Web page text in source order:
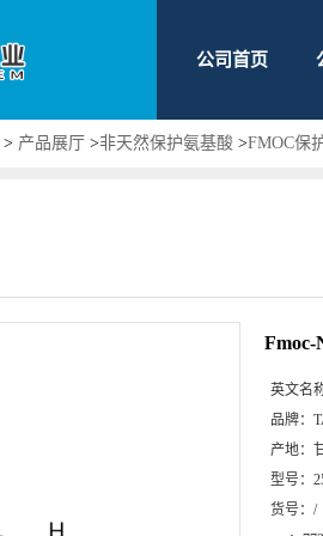
公司首页
> 产品展厅 >非天然保护氨基酸 >FMOC保
Fmoc-
英文名
品牌：
产地：
型号：
货号： /